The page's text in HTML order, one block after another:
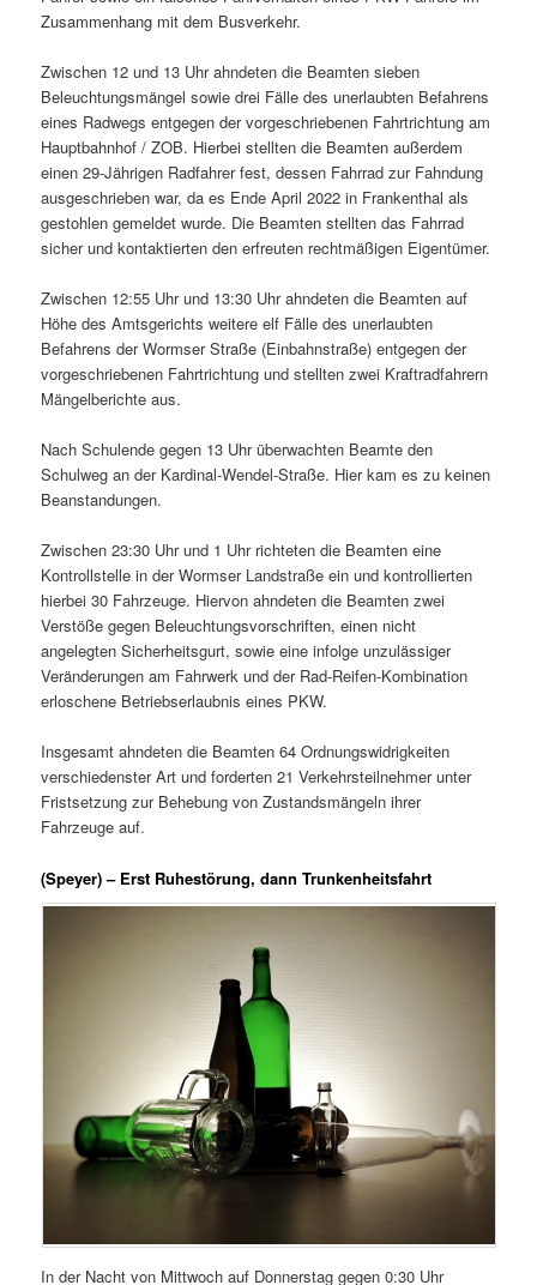
Zusammenhang mit dem Busverkehr.
Zwischen 12 und 13 Uhr ahndeten die Beamten sieben
Beleuchtungsmängel sowie drei Fälle des unerlaubten Befahrens
eines Radwegs entgegen der vorgeschriebenen Fahrtrichtung am
Hauptbahnhof / ZOB. Hierbei stellten die Beamten außerdem
einen 29-Jährigen Radfahrer fest, dessen Fahrrad zur Fahndung
ausgeschrieben war, da es Ende April 2022 in Frankenthal als
gestohlen gemeldet wurde. Die Beamten stellten das Fahrrad
sicher und kontaktierten den erfreuten rechtmäßigen Eigentümer.
Zwischen 12:55 Uhr und 13:30 Uhr ahndeten die Beamten auf
Höhe des Amtsgerichts weitere elf Fälle des unerlaubten
Befahrens der Wormser Straße (Einbahnstraße) entgegen der
vorgeschriebenen Fahrtrichtung und stellten zwei Kraftradfahrern
Mängelberichte aus.
Nach Schulende gegen 13 Uhr überwachten Beamte den
Schulweg an der Kardinal-Wendel-Straße. Hier kam es zu keinen
Beanstandungen.
Zwischen 23:30 Uhr und 1 Uhr richteten die Beamten eine
Kontrollstelle in der Wormser Landstraße ein und kontrollierten
hierbei 30 Fahrzeuge. Hiervon ahndeten die Beamten zwei
Verstöße gegen Beleuchtungsvorschriften, einen nicht
angelegten Sicherheitsgurt, sowie eine infolge unzulässiger
Veränderungen am Fahrwerk und der Rad-Reifen-Kombination
erloschene Betriebserlaubnis eines PKW.
Insgesamt ahndeten die Beamten 64 Ordnungswidrigkeiten
verschiedenster Art und forderten 21 Verkehrsteilnehmer unter
Fristsetzung zur Behebung von Zustandsmängeln ihrer
Fahrzeuge auf.
(Speyer) – Erst Ruhestörung, dann Trunkenheitsfahrt
In der Nacht von Mittwoch auf Donnerstag gegen 0:30 Uhr